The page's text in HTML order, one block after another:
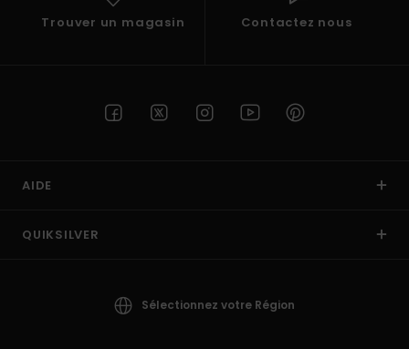
Trouver un magasin Contactez nous
AIDE
QUIKSILVER
Sélectionnez votre Région